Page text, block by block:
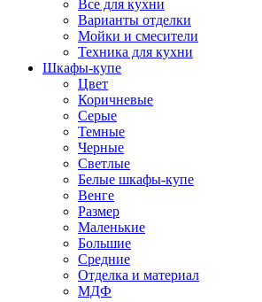
Все для кухни
Варианты отделки
Мойки и смесители
Техника для кухни
Шкафы-купе
Цвет
Коричневые
Серые
Темные
Черные
Светлые
Белые шкафы-купе
Венге
Размер
Маленькие
Большие
Средние
Отделка и материал
МДФ